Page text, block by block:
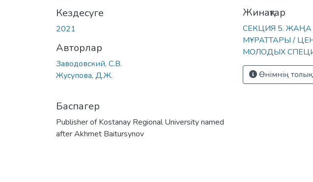
Кездесуге
2021
Авторлар
Заводовский, С.В.
Жусупова, Д.Ж.
Баспагер
Publisher of Kostanay Regional University named
after Akhmet Baitursynov
Жинақтар
СЕКЦИЯ 5.
МҰРАТТАРЫ /
МОЛОДЫХ
Өнімнің толық